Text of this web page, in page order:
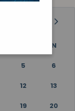
N
5 6
12 13
19 20